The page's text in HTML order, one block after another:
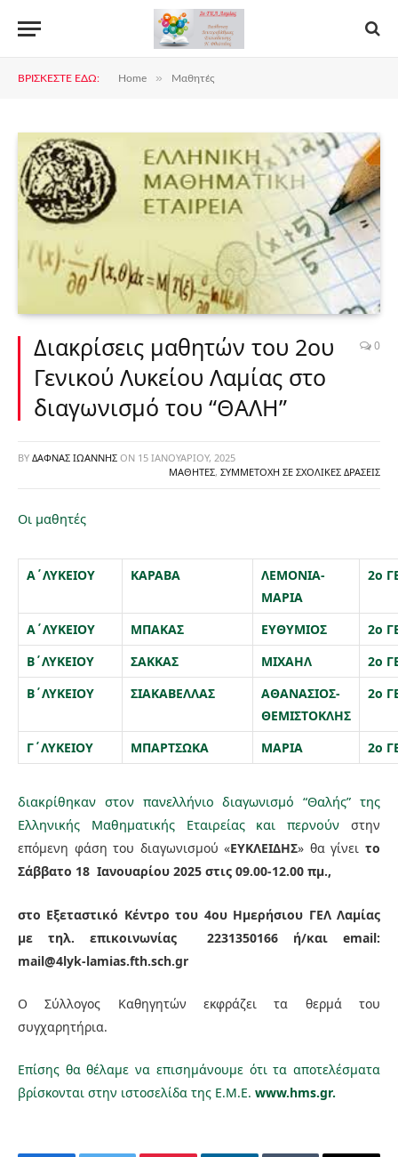
ΒΡΊΣΚΕΣΤΕ ΕΔΏ: Home » Μαθητές
Διακρίσεις μαθητών του 2ου
Γενικού Λυκείου Λαμίας στο
διαγωνισμό του “ΘΑΛΗ”
0
BY ΔΑΦΝΆΣ ΙΩΆΝΝΗΣ ON 15 ΙΑΝΟΥΑΡΊΟΥ, 2025
ΜΑΘΗΤΈΣ, ΣΥΜΜΕΤΟΧΉ ΣΕ ΣΧΟΛΙΚΈΣ ΔΡΆΣΕΙΣ
Οι μαθητές
Α΄ΛΥΚΕΙΟΥ ΚΑΡΑΒΑ
ΛΕΜΟΝΙΑ-
ΜΑΡΙΑ
2ο
Α΄ΛΥΚΕΙΟΥ ΜΠΑΚΑΣ ΕΥΘΥΜΙΟΣ
2ο
Β΄ΛΥΚΕΙΟΥ
ΣΑΚΚΑΣ ΜΙΧΑΗΛ
2ο
Β΄ΛΥΚΕΙΟΥ
ΣΙΑΚΑΒΕΛΛΑΣ
ΑΘΑΝΑΣΙΟΣ-
ΘΕΜΙΣΤΟΚΛΗΣ
2ο
Γ΄ΛΥΚΕΙΟΥ ΜΠΑΡΤΣΩΚΑ ΜΑΡΙΑ 2ο
διακρίθηκαν στον πανελλήνιο διαγωνισμό “Θαλής” της
Ελληνικής Μαθηματικής Εταιρείας και περνούν στην
επόμενη φάσητου διαγωνισμού «ΕΥΚΛΕΙΔΗΣ» θα γίνειτο
Σάββατο 18 Ιανουαρίου 2025 στις 09.00-12.00 πμ.,
στο Εξεταστικό Κέντρο του 4ου Ημερήσιου ΓΕΛ Λαμίας
με τηλ. επικοινωνίας 2231350166 ή/και email:
mail@4lyk-lamias.fth.sch.gr
Ο Σύλλογος Καθηγητών εκφράζει τα θερμά του
συγχαρητήρια.
Επίσης θα θέλαμε να επισημάνουμε ότι τα αποτελέσματα
βρίσκονται στην ιστοσελίδα της Ε.Μ.Ε. www.hms.gr.